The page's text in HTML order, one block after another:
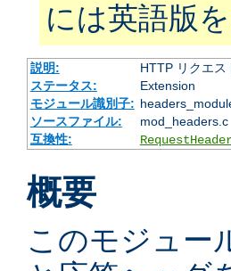
には英語版
説明:
HTTP リクエス
ステータス:
Extension
モジュール識別子:
ソースファイル:
mod_headers.c
互換性:
概要
このモジュー